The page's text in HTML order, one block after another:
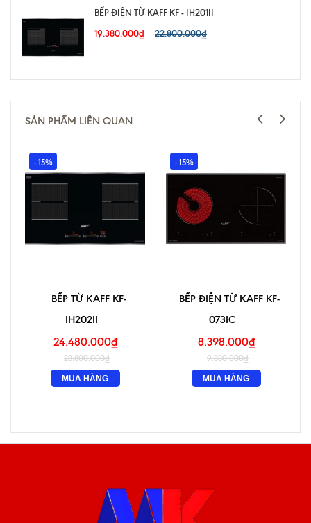
BẾP ĐIỆN TỪ KAFF KF - IH201II
19.380.000₫
22.800.000₫
SẢN PHẨM LIÊN QUAN
- 15%
BẾP TỪ KAFF KF-
IH202II
24.480.000₫
28.800.000₫
MUA HÀNG
- 15%
BẾP ĐIỆN TỪ KAFF KF-
073IC
8.398.000₫
9.880.000₫
MUA HÀNG